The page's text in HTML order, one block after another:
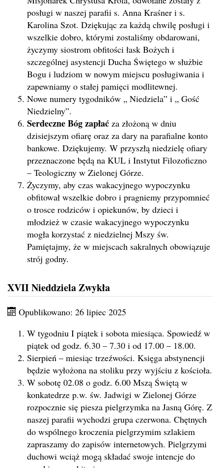
posługi w naszej parafii s. Anna Kraśner i s.
Karolina Szot. Dziękując za każdą chwilę posługi i
wszelkie dobro, którymi zostaliśmy obdarowani,
życzymy siostrom obfitości łask Bożych i
szczególnej asystencji Ducha Świętego w służbie
Bogu i ludziom w nowym miejscu posługiwania i
zapewniamy o stałej pamięci modlitewnej.
Nowe numery tygodników „ Niedziela” i „ Gość
Niedzielny”.
Serdeczne Bóg zapłać za złożoną w dniu
dzisiejszym ofiarę oraz za dary na parafialne konto
bankowe. Dziękujemy. W przyszłą niedzielę ofiary
przeznaczone będą na KUL i Instytut Filozoficzno
– Teologiczny w Zielonej Górze.
Życzymy, aby czas wakacyjnego wypoczynku
obfitował wszelkie dobro i pragniemy przypomnieć
o trosce rodziców i opiekunów, by dzieci i
młodzież w czasie wakacyjnego wypoczynku
mogła korzystać z niedzielnej Mszy św.
Pamiętajmy, że w miejscach sakralnych obowiązuje
strój godny.
XVII Nieddziela Zwykła
Opublikowano: 26 lipiec 2025
W tygodniu I piątek i sobota miesiąca. Spowiedź w
piątek od godz. 6.30 – 7.30 i od 17.00 – 18.00.
Sierpień – miesiąc trzeźwości. Księga abstynencji
będzie wyłożona na stoliku przy wyjściu z kościoła.
W sobotę 02.08 o godz. 6.00 Mszą Świętą w
konkatedrze p.w. św. Jadwigi w Zielonej Górze
rozpocznie się piesza pielgrzymka na Jasną Górę. Z
naszej parafii wychodzi grupa czerwona. Chętnych
do wspólnego kroczenia pielgrzymim szlakiem
zapraszamy do zapisów internetowych. Pielgrzymi
duchowi wciąż mogą składać swoje intencje do